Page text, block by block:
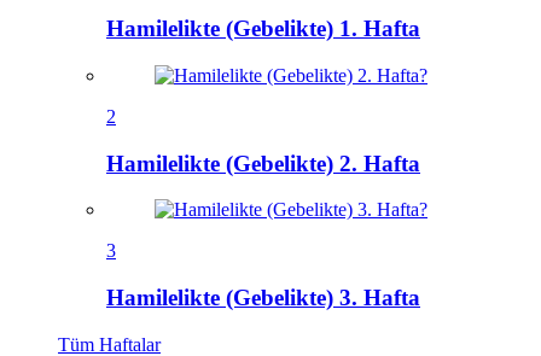
Hamilelikte (Gebelikte) 1. Hafta
2
Hamilelikte (Gebelikte) 2. Hafta
3
Hamilelikte (Gebelikte) 3. Hafta
Tüm Haftalar